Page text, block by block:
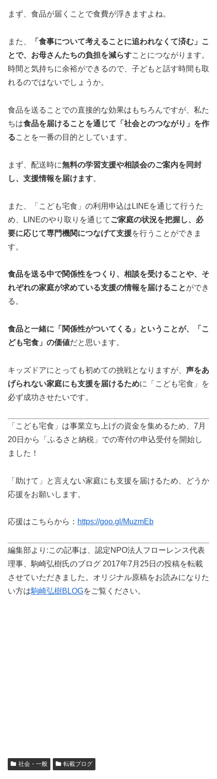
まず、食品が届くことで食費が浮きますよね。
また、
「食事について考えることに追われなくて済む」こ
とで、お母さんたちの負担を減らすことにつながります。
時間と気持ちに余裕ができるので、子どもと話す時間も取
れるのではないでしょうか。
食品を送ることでの直接的な効果はもちろんですが、私た
ちは食品を届けることを通じて「社会とのつながり」を作
ることを一番の目的としています。
まず、配送時に無料の学習支援や相談会のご案内を同封
し、支援情報を届けます。
また、「こども宅食」の利用申込はLINEを通じて行うた
め、LINEのやり取りを通じて ご家庭の状況を把握し、必
要に応じて専門機関につなげて支援を行うことができま
す。
食品を送る中で関係性をつくり、相談を受けることや、そ
れぞれの家庭が求めている支援の情報を届けることができ
る。
食品と一緒に「関係性がついてくる」ということが、「こ
ども宅食」の価値だと思います。
キッズドアにとっても初めての挑戦となりますが、 声をあ
げられない家庭にも支援を届けるために「こども宅食」を
必ず成功させたいです。
「こども宅食」は事業立ち上げの資金を集めるため、7月
20日から「ふるさと納税」での寄付の申込受付を開始し
ました！
「助けて」と言えない家庭にも支援を届けるため、どうか
応援をお願いします。
応援はこちらから： https://goo.gl/MuzmEb
編集部より:この記事は、認定NPO法人フローレンス代表
理事、駒崎弘樹氏のブログ 2017年7月25日の投稿を転載
させていただきました。オリジナル原稿をお読みになりた
い方は駒崎弘樹BLOGをご覧ください。
社会・一般 転載ブログ